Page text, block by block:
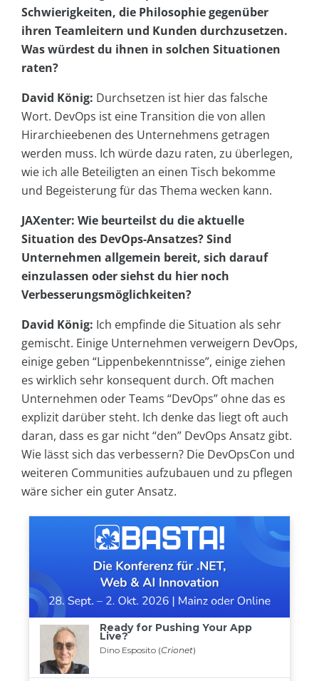
Schwierigkeiten, die Philosophie gegenüber
ihren Teamleitern und Kunden durchzusetzen.
Was würdest du ihnen in solchen Situationen
raten?
David König: Durchsetzen ist hier das falsche
Wort. DevOps ist eine Transition die von allen
Hirarchieebenen des Unternehmens getragen
werden muss. Ich würde dazu raten, zu überlegen,
wie ich alle Beteiligten an einen Tisch bekomme
und Begeisterung für das Thema wecken kann.
JAXenter: Wie beurteilst du die aktuelle
Situation des DevOps-Ansatzes? Sind
Unternehmen allgemein bereit, sich darauf
einzulassen oder siehst du hier noch
Verbesserungsmöglichkeiten?
David König: Ich empfinde die Situation als sehr
gemischt. Einige Unternehmen verweigern DevOps,
einige geben “Lippenbekenntnisse”, einige ziehen
es wirklich sehr konsequent durch. Oft machen
Unternehmen oder Teams “DevOps” ohne das es
explizit darüber steht. Ich denke das liegt oft auch
daran, dass es gar nicht “den” DevOps Ansatz gibt.
Wie lässt sich das verbessern? Die DevOpsCon und
weiteren Communities aufzubauen und zu pflegen
wäre sicher ein guter Ansatz.